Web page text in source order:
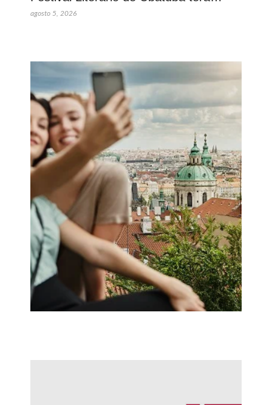
agosto 5, 2026